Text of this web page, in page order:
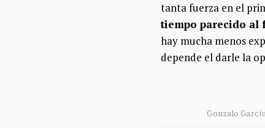
tanta fuerza en el
tiempo parecido al
hay mucha menos
depende el darle la
Gonzalo